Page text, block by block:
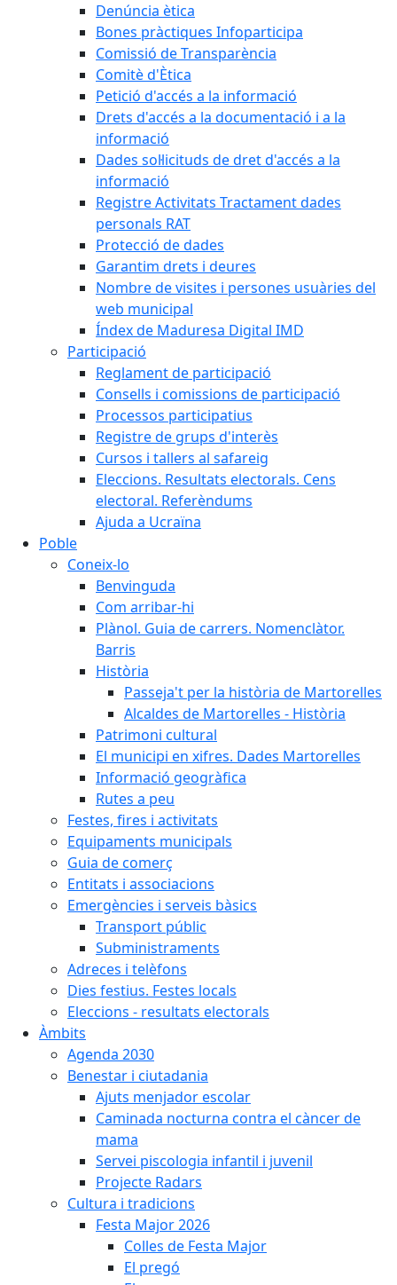
Denúncia ètica
Bones pràctiques Infoparticipa
Comissió de Transparència
Comitè d'Ètica
Petició d'accés a la informació
Drets d'accés a la documentació i a la
informació
Dades sol·licituds de dret d'accés a la
informació
Registre Activitats Tractament dades
personals RAT
Protecció de dades
Garantim drets i deures
Nombre de visites i persones usuàries del
web municipal
Índex de Maduresa Digital IMD
Participació
Reglament de participació
Consells i comissions de participació
Processos participatius
Registre de grups d'interès
Cursos i tallers al safareig
Eleccions. Resultats electorals. Cens
electoral. Referèndums
Ajuda a Ucraïna
Poble
Coneix-lo
Benvinguda
Com arribar-hi
Plànol. Guia de carrers. Nomenclàtor.
Barris
Història
Passeja't per la història de Martorelles
Alcaldes de Martorelles - Història
Patrimoni cultural
El municipi en xifres. Dades Martorelles
Informació geogràfica
Rutes a peu
Festes, fires i activitats
Equipaments municipals
Guia de comerç
Entitats i associacions
Emergències i serveis bàsics
Transport públic
Subministraments
Adreces i telèfons
Dies festius. Festes locals
Eleccions - resultats electorals
Àmbits
Agenda 2030
Benestar i ciutadania
Ajuts menjador escolar
Caminada nocturna contra el càncer de
mama
Servei piscologia infantil i juvenil
Projecte Radars
Cultura i tradicions
Festa Major 2026
Colles de Festa Major
El pregó